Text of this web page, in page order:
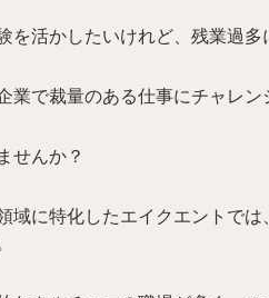
を活かしたいけれど、残業過
業で裁量のある仕事にチャレン
せんか？
域に特化したエイクエントで